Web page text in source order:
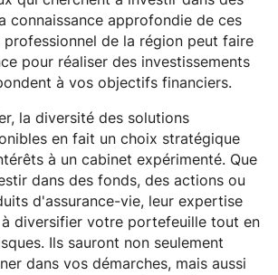
connaissance approfondie de ces
de la région peut faire
pour réaliser des investissements
à vos objectifs financiers.
la diversité des solutions
en fait un choix stratégique
à un cabinet expérimenté. Que
dans des fonds, des actions ou
d'assurance-vie, leur expertise
diversifier votre portefeuille tout en
Ils sauront non seulement
dans vos démarches, mais aussi